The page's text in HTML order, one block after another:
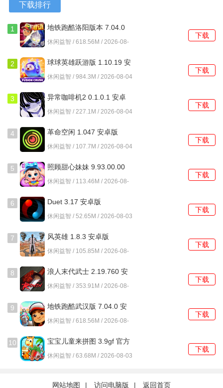
胡尔带来的乐趣。
2、游戏的音效设计精致，能够有效提升玩家的游戏体验，使
得每一次的互动都充满惊喜。
3、丰富的通话内容和场景设计，让玩家每次都能体验到不同
的乐趣，保持游戏的新鲜感。
下载排行
1
地铁跑酷洛阳版本 7.04.0
安卓版
休闲益智 / 618.56M / 2026-08-
下载
2
球球英雄跃游版 1.10.19 安
卓版
休闲益智 / 984.3M / 2026-08-04
下载
3
异常咖啡机2 0.1.0.1 安卓
版
休闲益智 / 227.1M / 2026-08-04
下载
4 革命空闲 1.047 安卓版
休闲益智 / 107.7M / 2026-08-04
下载
5
照顾甜心妹妹 9.93.00.00
安卓版
休闲益智 / 113.46M / 2026-08-
下载
6 Duet 3.17 安卓版
休闲益智 / 52.65M / 2026-08-03
下载
7 风英雄 1.8.3 安卓版
休闲益智 / 105.85M / 2026-08-
下载
8
浪人末代武士 2.19.760 安
卓版
休闲益智 / 353.91M / 2026-08-
下载
9
地铁跑酷武汉版 7.04.0 安
卓版
休闲益智 / 618.56M / 2026-08-
下载
10
宝宝儿童来拼图 3.9gf 官方
版
休闲益智 / 63.68M / 2026-08-03
下载
网站地图 | 访问电脑版 | 返回首页